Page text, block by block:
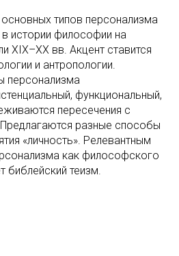
типов персонализма
истории философии на
XIX–XX вв. Акцент ставится
и антропологии.
персонализма
функциональный,
пересечения с
разные способы
«личность». Релевантным
как философского
библейский теизм.